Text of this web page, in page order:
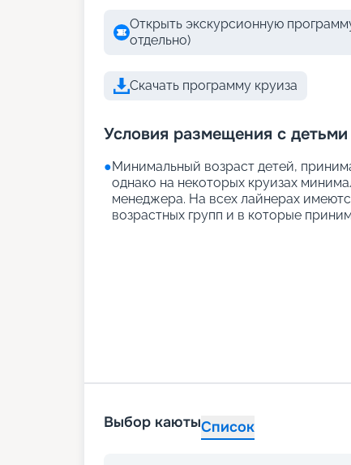
Открыть экскурсионную
отдельно)
Скачать программу круиза
Условия размещения с детьми
●Минимальный возраст детей,
однако на некоторых круизах
менеджера. На всех лайнерах
возрастных групп и в которые
Выбор каютыСписок